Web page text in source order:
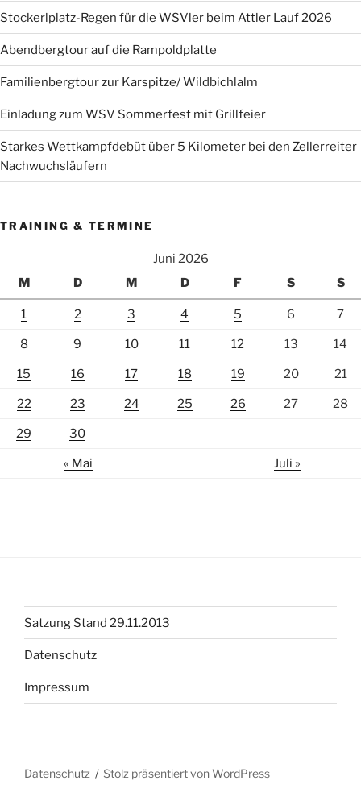
Stockerlplatz-Regen für die WSVler beim Attler Lauf 2026
Abendbergtour auf die Rampoldplatte
Familienbergtour zur Karspitze/ Wildbichlalm
Einladung zum WSV Sommerfest mit Grillfeier
Starkes Wettkampfdebüt über 5 Kilometer bei den Zellerreiter
Nachwuchsläufern
TRAINING & TERMINE
Juni 2026
M
D M D F S S
1 2 3 4 5 6 7
8 9 10 11 12 13 14
15 16 17 18 19 20 21
22 23 24 25 26 27 28
29 30
« Mai Juli »
Satzung Stand 29.11.2013
Datenschutz
Impressum
Datenschutz Stolz präsentiert von WordPress